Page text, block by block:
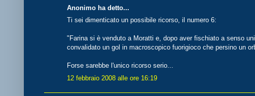
Anonimo ha detto...
Ti sei dimenticato un possibile ricorso, il numero 6:
"Farina si è venduto a Moratti e, dopo aver fischiato a senso
convalidato un gol in macroscopico fuorigioco che persino un
Forse sarebbe l'unico ricorso serio...
12 febbraio 2008 alle ore 16:19